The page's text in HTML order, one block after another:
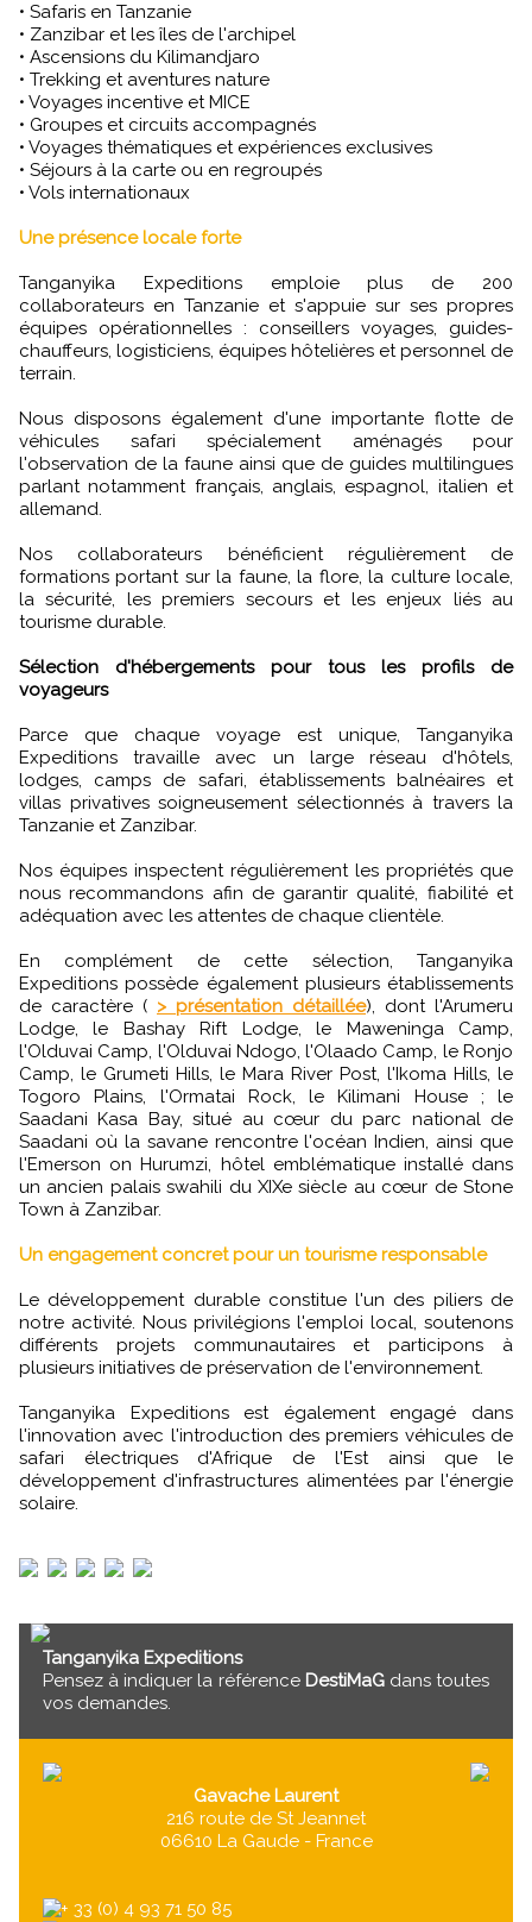
• Safaris en Tanzanie
• Zanzibar et les îles de l'archipel
• Ascensions du Kilimandjaro
• Trekking et aventures nature
• Voyages incentive et MICE
• Groupes et circuits accompagnés
• Voyages thématiques et expériences exclusives
• Séjours à la carte ou en regroupés
• Vols internationaux
Une présence locale forte
Tanganyika Expeditions emploie plus de 200
collaborateurs en Tanzanie et s'appuie sur ses propres
équipes opérationnelles : conseillers voyages, guides-
chauffeurs, logisticiens, équipes hôtelières et personnel de
terrain.
Nous disposons également d'une importante flotte de
véhicules safari spécialement aménagés pour
l'observation de la faune ainsi que de guides multilingues
parlant notamment français, anglais, espagnol, italien et
allemand.
Nos collaborateurs bénéficient régulièrement de
formations portant sur la faune, la flore, la culture locale,
la sécurité, les premiers secours et les enjeux liés au
tourisme durable.
Sélection d'hébergements pour tous les profils de
voyageurs
Parce que chaque voyage est unique, Tanganyika
Expeditions travaille avec un large réseau d'hôtels,
lodges, camps de safari, établissements balnéaires et
villas privatives soigneusement sélectionnés à travers la
Tanzanie et Zanzibar.
Nos équipes inspectent régulièrement les propriétés que
nous recommandons afin de garantir qualité, fiabilité et
adéquation avec les attentes de chaque clientèle.
En complément de cette sélection, Tanganyika
Expeditions possède également plusieurs établissements
de caractère ( > présentation détaillée), dont l'Arumeru
Lodge, le Bashay Rift Lodge, le Maweninga Camp,
l'Olduvai Camp, l'Olduvai Ndogo, l'Olaado Camp, le Ronjo
Camp, le Grumeti Hills, le Mara River Post, l'Ikoma Hills, le
Togoro Plains, l'Ormatai Rock, le Kilimani House ; le
Saadani Kasa Bay, situé au cœur du parc national de
Saadani où la savane rencontre l'océan Indien, ainsi que
l'Emerson on Hurumzi, hôtel emblématique installé dans
un ancien palais swahili du XIXe siècle au cœur de Stone
Town à Zanzibar.
Un engagement concret pour un tourisme responsable
Le développement durable constitue l'un des piliers de
notre activité. Nous privilégions l'emploi local, soutenons
différents projets communautaires et participons à
plusieurs initiatives de préservation de l'environnement.
Tanganyika Expeditions est également engagé dans
l'innovation avec l'introduction des premiers véhicules de
safari électriques d'Afrique de l'Est ainsi que le
développement d'infrastructures alimentées par l'énergie
solaire.
Tanganyika Expeditions
Pensez à indiquer la référence DestiMaGdans toutes
vos demandes.
Gavache Laurent
216 route de St Jeannet
06610 La Gaude - France
+ 33 (0) 4 93 71 50 85